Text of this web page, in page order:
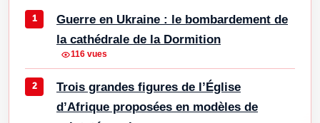
Guerre en Ukraine : le bombardement de
la cathédrale de la Dormition
116 vues
Trois grandes figures de l’Église
d’Afrique proposées en modèles de